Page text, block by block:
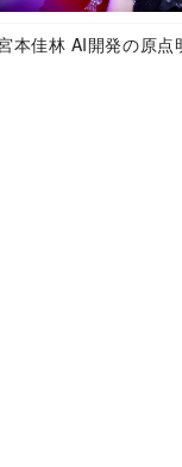
本佳林 AI開発の原点